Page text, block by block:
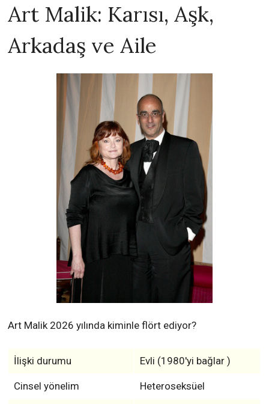
Art Malik: Karısı, Aşk,
Arkadaş ve Aile
Art Malik 2026 yılında kiminle flört ediyor?
İlişki durumu Evli (1980'yi bağlar )
Cinsel yönelim Heteroseksüel